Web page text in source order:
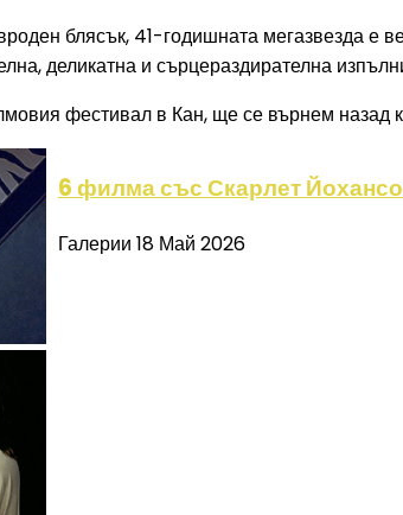
блясък, 41-годишната мегазвезда е
деликатна и сърцераздирателна
фестивал в Кан, ще се върнем назад
6 филма със Скарлет
Галерии 18 Май 2026